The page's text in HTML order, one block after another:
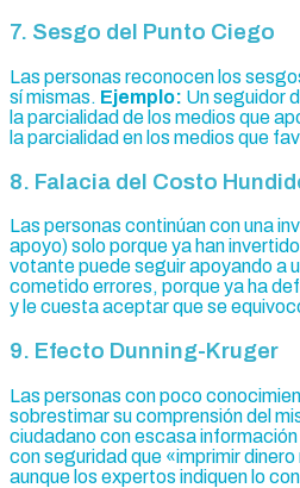
7. Sesgo del Punto Ciego
Las personas reconocen los
sí mismas. Ejemplo: Un seguidor
la parcialidad de los medios que
la parcialidad en los medios que
8. Falacia del Costo
Las personas continúan con una
apoyo) solo porque ya han
votante puede seguir apoyando a
cometido errores, porque ya ha
y le cuesta aceptar que se
9. Efecto Dunning-Kruger
Las personas con poco
sobrestimar su comprensión del
ciudadano con escasa
con seguridad que «imprimir
aunque los expertos indiquen lo